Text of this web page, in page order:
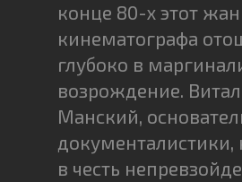
конце 80-х этот
кинематографа
глубоко в
возрождение.
Манский,
документалистики,
в честь